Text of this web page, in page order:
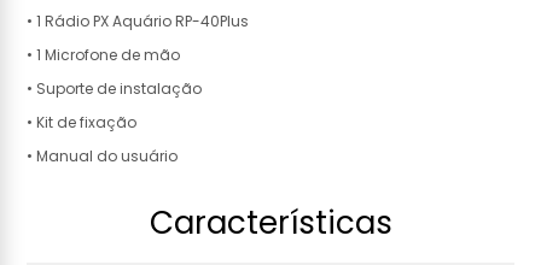
• 1 Rádio PX Aquário RP-40Plus
• 1 Microfone de mão
• Suporte de instalação
• Kit de fixação
• Manual do usuário
Características